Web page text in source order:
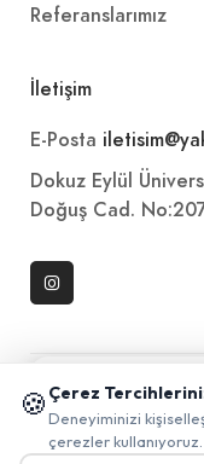
Referanslarımız
İletişim
E-Posta
Dokuz Eylül
Doğuş Cad.
🍪 Çerez
Deneyiminizi
çerezler kullanıyoruz.
📱 Mobil